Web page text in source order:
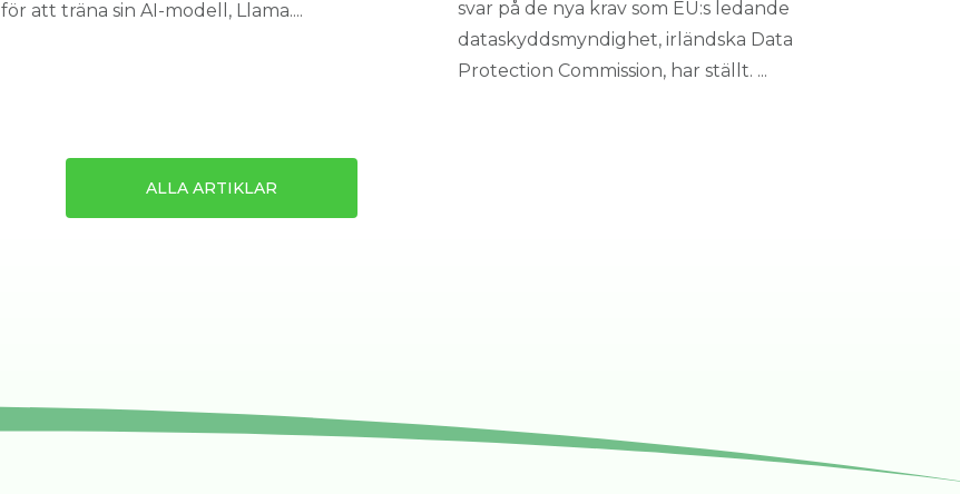
för att träna sin AI-modell, Llama....
svar på de nya krav som EU:s ledande
dataskyddsmyndighet, irländska Data
Protection Commission, har ställt. ...
ALLA ARTIKLAR